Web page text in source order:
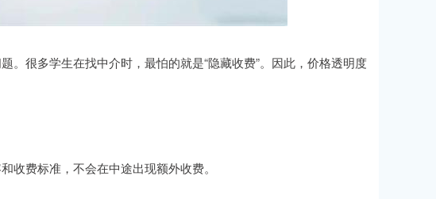
。很多学生在找中介时，最怕的就是“隐藏收费”。因此，价格透明度
收费标准，不会在中途出现额外收费。